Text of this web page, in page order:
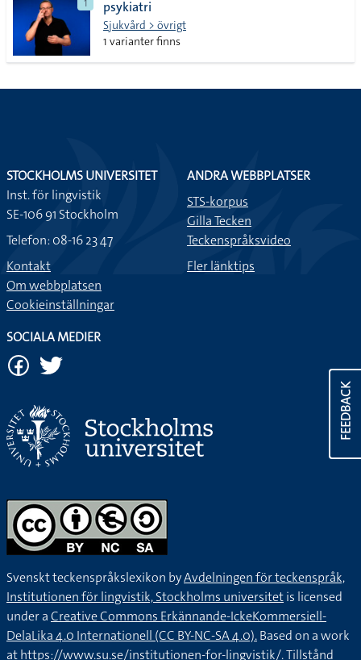
psykiatri
Sjukvård > övrigt
1 varianter finns
FEEDBACK
STOCKHOLMS UNIVERSITET
Inst. för lingvistik
SE-106 91 Stockholm
Telefon: 08-16 23 47
Kontakt
Om webbplatsen
Cookieinställningar
ANDRA WEBBPLATSER
STS-korpus
Gilla Tecken
Teckenspråksvideo
Fler länktips
SOCIALA MEDIER
Svenskt teckenspråkslexikon byAvdelningen för teckenspråk,
Institutionen för lingvistik, Stockholms universitetis licensed
under aCreative Commons Erkännande-IckeKommersiell-
DelaLika 4.0 Internationell (CC BY-NC-SA 4.0).Based on a work
athttps://www.su.se/institutionen-for-lingvistik/. Tillstånd